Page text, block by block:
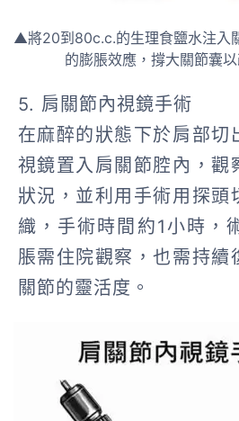
▲將20到80c.c.的生理食鹽水注入
的膨脹效應，撐大關節囊
5. 肩關節內視鏡手術
在麻醉的狀態下於肩部切
視鏡置入肩關節腔內，觀
狀況，並利用手術用探頭
織，手術時間約1小時，
脹需住院觀察，也需持續
關節的靈活度。